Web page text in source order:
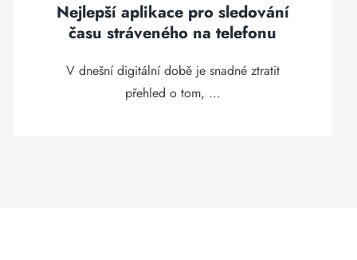
Nejlepší aplikace pro sledování
času stráveného na telefonu
V dnešní digitální době je snadné ztratit
přehled o tom, ...